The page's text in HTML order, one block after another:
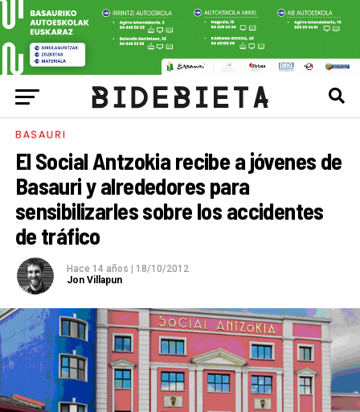
BASAURI
El Social Antzokia recibe a jóvenes de
Basauri y alrededores para
sensibilizarles sobre los accidentes
de tráfico
Hace 14 años
18/10/2012
Jon Villapun